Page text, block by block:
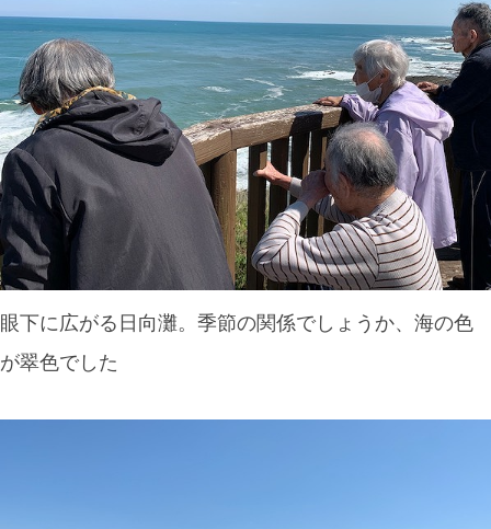
眼下に広がる日向灘。季節の関係でしょうか、海の色
が翠色でした